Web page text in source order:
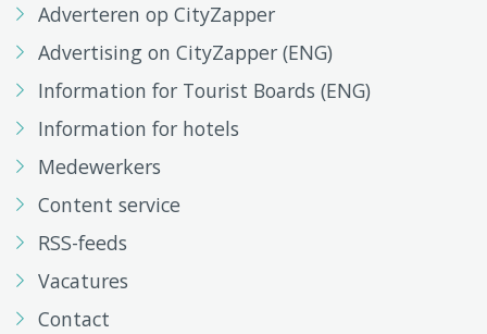
Adverteren op CityZapper
Advertising on CityZapper (ENG)
Information for Tourist Boards (ENG)
Information for hotels
Medewerkers
Content service
RSS-feeds
Vacatures
Contact